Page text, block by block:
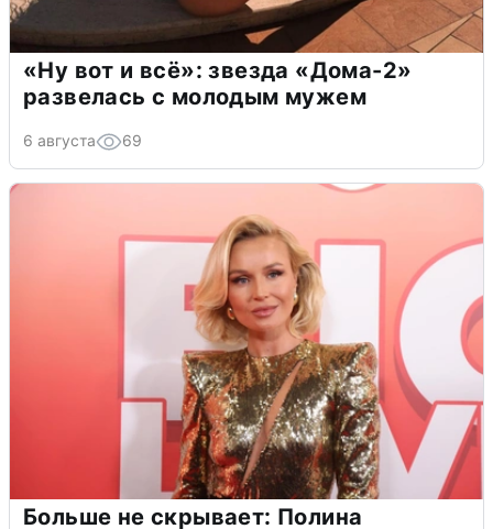
«Ну вот и всё»: звезда «Дома-2»
развелась с молодым мужем
6 августа 69
Больше не скрывает: Полина